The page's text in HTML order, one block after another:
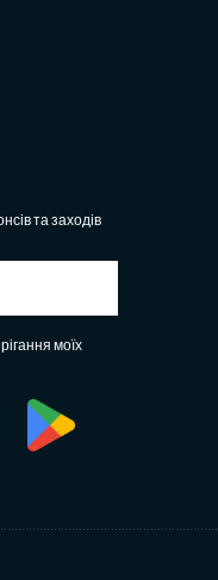
та заходів
моїх